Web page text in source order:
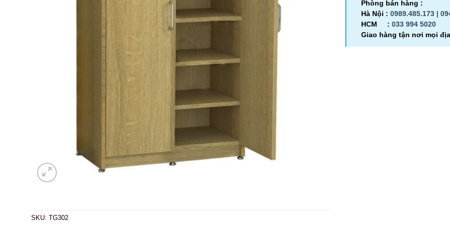
SKU: TG302
Phòng bán hàng :
Hà Nội : 0989.485.173 |
HCM : 033 994 5020
Giao hàng tận nơi mọi